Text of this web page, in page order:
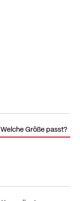
Welche Größe passt?